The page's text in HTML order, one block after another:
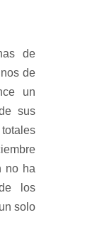
de
de
un
sus
no ha
los
solo